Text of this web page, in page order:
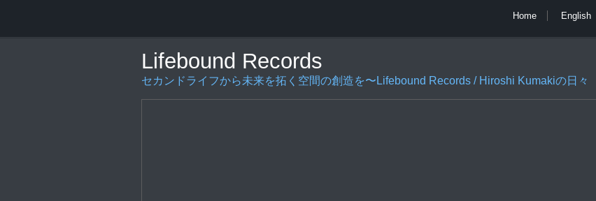
Home English
Lifebound Records
セカンドライフから未来を拓く空間の創造を〜Lifebound Records / Hiroshi Kumakiの日々